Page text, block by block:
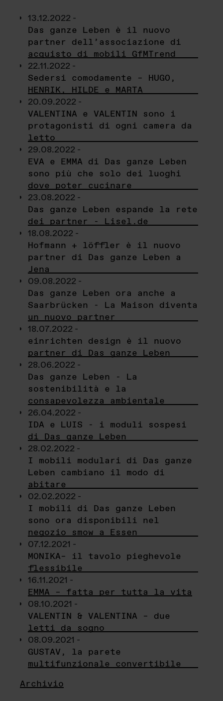
13.12.2022 -
Das ganze Leben è il nuovo
partner dell’associazione di
acquisto di mobili GfMTrend
22.11.2022 -
Sedersi comodamente – HUGO,
HENRIK, HILDE e MARTA
20.09.2022 -
VALENTINA e VALENTIN sono i
protagonisti di ogni camera da
letto
29.08.2022 -
EVA e EMMA di Das ganze Leben
sono più che solo dei luoghi
dove poter cucinare
23.08.2022 -
Das ganze Leben espande la rete
dei partner - Lisel.de
18.08.2022 -
Hofmann + löffler è il nuovo
partner di Das ganze Leben a
Jena
09.08.2022 -
Das ganze Leben ora anche a
Saarbrücken - La Maison diventa
un nuovo partner
18.07.2022 -
einrichten design è il nuovo
partner di Das ganze Leben
28.06.2022 -
Das ganze Leben - La
sostenibilità e la
consapevolezza ambientale
26.04.2022 -
IDA e LUIS - i moduli sospesi
di Das ganze Leben
28.02.2022 -
I mobili modulari di Das ganze
Leben cambiano il modo di
abitare
02.02.2022 -
I mobili di Das ganze Leben
sono ora disponibili nel
negozio smow a Essen
07.12.2021 -
MONIKA– il tavolo pieghevole
flessibile
16.11.2021 -
EMMA – fatta per tutta la vita
08.10.2021 -
VALENTIN & VALENTINA – due
letti da sogno
08.09.2021 -
GUSTAV, la parete
multifunzionale convertibile
Archivio